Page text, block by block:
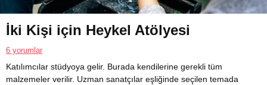
İki Kişi için Heykel Atölyesi
6 yorumlar
Katılımcılar stüdyoya gelir. Burada kendilerine gerekli tüm
malzemeler verilir. Uzman sanatçılar eşliğinde seçilen temada